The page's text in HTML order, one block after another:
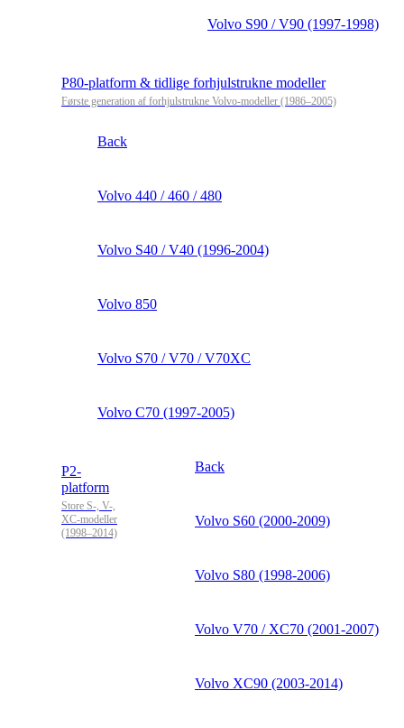
Volvo S90 / V90 (1997-1998)
P80-platform & tidlige forhjulstrukne modeller
Første generation af forhjulstrukne Volvo-modeller (1986–2005)
Back
Volvo 440 / 460 / 480
Volvo S40 / V40 (1996-2004)
Volvo 850
Volvo S70 / V70 / V70XC
Volvo C70 (1997-2005)
P2-
platform
Store S-, V-,
XC-modeller
(1998–2014)
Back
Volvo S60 (2000-2009)
Volvo S80 (1998-2006)
Volvo V70 / XC70 (2001-2007)
Volvo XC90 (2003-2014)